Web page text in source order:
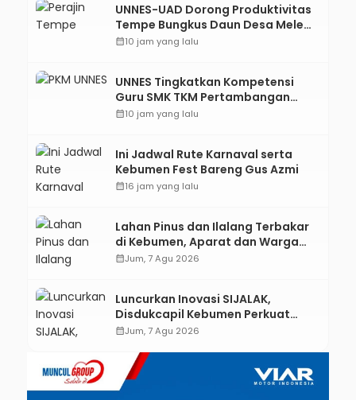
UNNES-UAD Dorong Produktivitas
Tempe Bungkus Daun Desa Meles,
Bantu Mesin dan Pendampingan
calendar_month10 jam yang lalu
UNNES Tingkatkan Kompetensi
Guru SMK TKM Pertambangan
Kebumen melalui Desain Green
calendar_month10 jam yang lalu
Ini Jadwal Rute Karnaval serta
Kebumen Fest Bareng Gus Azmi
calendar_month16 jam yang lalu
Lahan Pinus dan Ilalang Terbakar
di Kebumen, Aparat dan Warga
Padamkan Api Secara Manual
calendar_monthJum, 7 Agu 2026
Luncurkan Inovasi SIJALAK,
Disdukcapil Kebumen Perkuat
Jejaring Literasi Adminduk hingga
calendar_monthJum, 7 Agu 2026